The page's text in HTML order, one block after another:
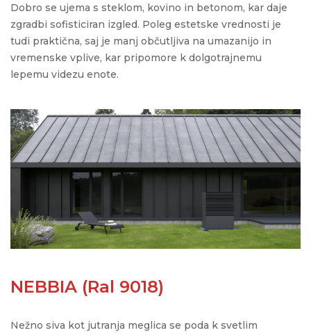
Dobro se ujema s steklom, kovino in betonom, kar daje
zgradbi sofisticiran izgled. Poleg estetske vrednosti je
tudi praktična, saj je manj občutljiva na umazanijo in
vremenske vplive, kar pripomore k dolgotrajnemu
lepemu videzu enote.
NEBBIA (Ral 9018)
Nežno siva kot jutranja meglica se poda k svetlim